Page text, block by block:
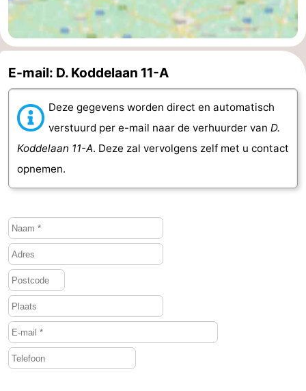
E-mail: D. Koddelaan 11-A
Deze gegevens worden direct en automatisch
verstuurd per e-mail naar de verhuurder van D.
Koddelaan 11-A. Deze zal vervolgens zelf met u contact
opnemen.